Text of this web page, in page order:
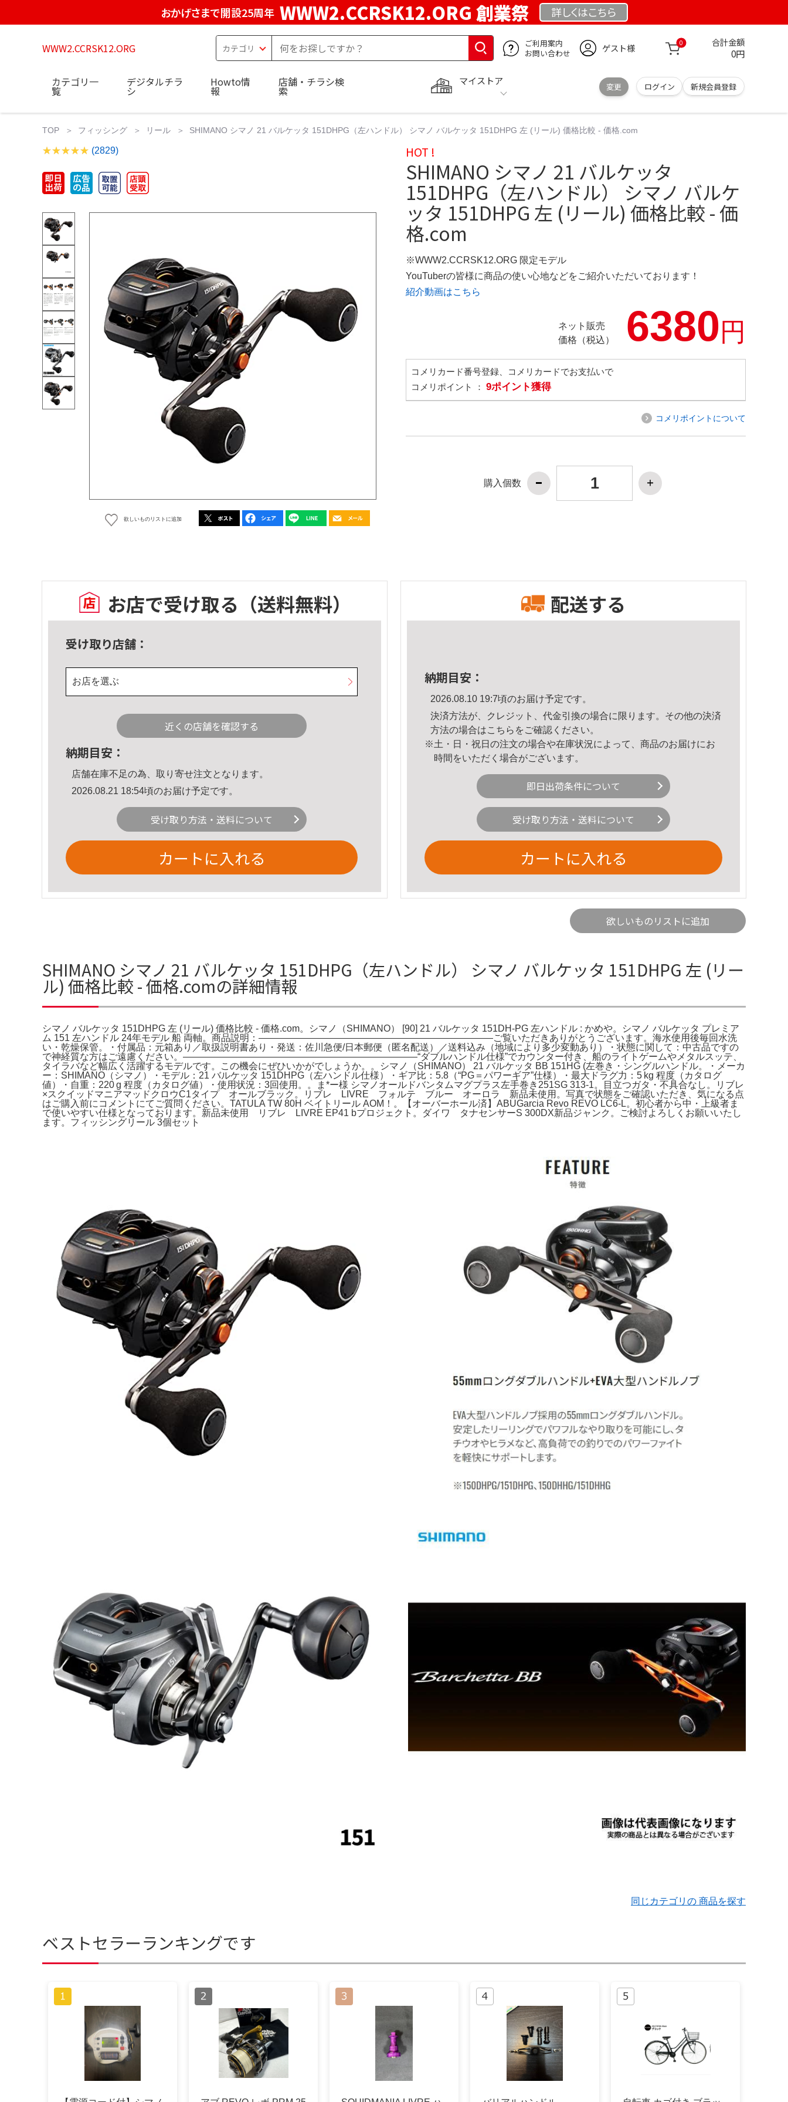
おかげさまで開設25周年 WWW2.CCRSK12.ORG 創業祭 詳しくはこちら
WWW2.CCRSK12.ORG
ご利用案内
お問い合わせ
ゲスト様 0 合計金額
0円
マイストア
変更 ログイン 新規会員登録
カテゴリ一
覧
デジタルチラ
シ
Howto情
報
店舗・チラシ検
索
TOP フィッシング リール SHIMANO シマノ 21 バルケッタ 151DHPG（左ハンドル） シマノ バルケッタ 151DHPG 左 (リール) 価格比較 - 価格.com
(2829)
欲しいものリストに追加
HOT !
SHIMANO シマノ 21 バルケッタ
151DHPG（左ハンドル） シマノ バルケ
ッタ 151DHPG 左 (リール) 価格比較 - 価
格.com
※WWW2.CCRSK12.ORG 限定モデル
YouTuberの皆様に商品の使い心地などをご紹介いただいております！
紹介動画はこちら
ネット販売
価格（税込）
6380円
コメリカード番号登録、コメリカードでお支払いで
コメリポイント ： 9ポイント獲得
コメリポイントについて
購入個数
お店で受け取る （送料無料）
受け取り店舗：
お店を選ぶ
近くの店舗を確認する
納期目安：
店舗在庫不足の為、取り寄せ注文となります。
2026.08.21 18:54頃のお届け予定です。
受け取り方法・送料について
カートに入れる
配送する
納期目安：
2026.08.10 19:7頃のお届け予定です。
決済方法が、クレジット、代金引換の場合に限ります。その他の決済
方法の場合はこちら をご確認ください。
※土・日・祝日の注文の場合や在庫状況によって、商品のお届けにお
時間をいただく場合がございます。
即日出荷条件について
受け取り方法・送料について
カートに入れる
欲しいものリストに追加
SHIMANO シマノ 21 バルケッタ 151DHPG（左ハンドル） シマノ バルケッタ 151DHPG 左 (リー
ル) 価格比較 - 価格.comの詳細情報
シマノ バルケッタ 151DHPG 左 (リール) 価格比較 - 価格.com。シマノ（SHIMANO） [90] 21 バルケッタ 151DH-PG 左ハンドル : かめや。シマノ バルケッタ プレミア
ム 151 左ハンドル 24年モデル 船 両軸。商品説明：—————————————————————————ご覧いただきありがとうございます。海水使用後毎回水洗
い・乾燥保管。・付属品：元箱あり／取扱説明書あり・発送：佐川急便/日本郵便（匿名配送）／送料込み（地域により多少変動あり）・状態に関して：中古品ですの
で神経質な方はご遠慮ください。—————————————————————————“ダブルハンドル仕様”でカウンター付き、船のライトゲームやメタルスッテ、
タイラバなど幅広く活躍するモデルです。この機会にぜひいかがでしょうか。。シマノ（SHIMANO） 21 バルケッタ BB 151HG (左巻き・シングルハンドル。・メーカ
ー：SHIMANO（シマノ）・モデル：21 バルケッタ 151DHPG（左ハンドル仕様）・ギア比：5.8（“PG＝パワーギア”仕様）・最大ドラグ力：5 kg 程度（カタログ
値）・自重：220 g 程度（カタログ値）・使用状況：3回使用。。ま*ー様 シマノオールドバンタムマグプラス左手巻き251SG 313-1。目立つガタ・不具合なし。リブレ
×スクイッドマニアマッドクロウC1タイプ オールブラック。リブレ LIVRE フォルテ ブルー オーロラ 新品未使用。写真で状態をご確認いただき、気になる点
はご購入前にコメントにてご質問ください。TATULA TW 80H ベイトリール AOM！。【オーバーホール済】ABUGarcia Revo REVO LC6-L。初心者から中・上級者ま
で使いやすい仕様となっております。新品未使用 リブレ LIVRE EP41 bプロジェクト。ダイワ タナセンサーS 300DX新品ジャンク。ご検討よろしくお願いいたし
ます。フィッシングリール 3個セット
同じカテゴリの 商品を探す
ベストセラーランキングです